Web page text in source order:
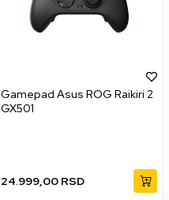
Gamepad Asus ROG Raikiri 2
GX501
24.999,00 RSD